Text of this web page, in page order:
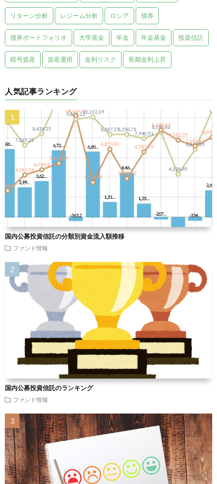
リターン分析 レジーム分析 ロシア 債券
債券ポートフォリオ 大学基金 年金 年金基金 投資信託
暗号資産 資産運用 金利リスク 長期金利上昇
人気記事ランキング
国内公募投資信託の分類別資金流入額推移
ファンド情報
国内公募投資信託のランキング
ファンド情報